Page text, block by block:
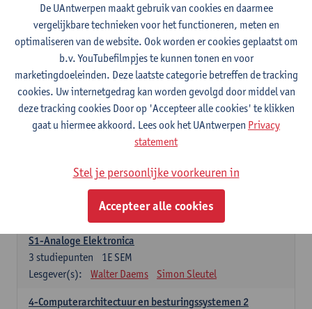
Lesgever(s):
Maarten Weyn
Rafael Berkvens
Rreze Halili
6-Digital Signal Processing
2E SEM
3studiepunten
Lesgever(s):
Walter Daems
Specifiek deel A - PBa Toegepaste Informatica
1-Basis digitale elektronica 1
studiepunten
Koen Lostrie
S1-Analoge Elektronica
1E SEM
3 studiepunten
Lesgever(s):
Walter Daems Simon Sleutel
4-Computerarchitectuur en besturingssystemen 2
De UAntwerpen maakt gebruik van cookies en daarmee
vergelijkbare technieken voor het functioneren, meten en
optimaliseren van de website. Ook worden er cookies geplaatst om
b.v. YouTubefilmpjes te kunnen tonen en voor
marketingdoeleinden. Deze laatste categorie betreffen de tracking
cookies. Uw internetgedrag kan worden gevolgd door middel van
deze tracking cookies Door op 'Accepteer alle cookies' te klikken
gaat u hiermee akkoord. Lees ook het UAntwerpen Privacy
statement
Stel je persoonlijke voorkeuren in
Accepteer alle cookies